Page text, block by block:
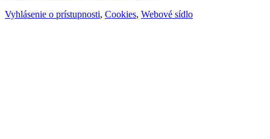
Vyhlásenie o prístupnosti, Cookies, Webové sídlo